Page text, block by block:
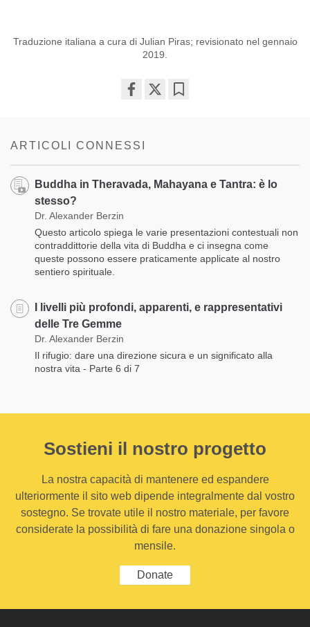
Traduzione italiana a cura di Julian Piras; revisionato nel gennaio
2019.
ARTICOLI CONNESSI
Buddha in Theravada, Mahayana e Tantra: è lo
stesso?
Dr. Alexander Berzin
Questo articolo spiega le varie presentazioni contestuali non
contraddittorie della vita di Buddha e ci insegna come
queste possono essere praticamente applicate al nostro
sentiero spirituale.
I livelli più profondi, apparenti, e rappresentativi
delle Tre Gemme
Dr. Alexander Berzin
Il rifugio: dare una direzione sicura e un significato alla
nostra vita - Parte 6 di 7
Sostieni il nostro progetto
La nostra capacità di mantenere ed espandere
ulteriormente il sito web dipende integralmente dal vostro
sostegno. Se trovate utile il nostro materiale, per favore
considerate la possibilità di fare una donazione singola o
mensile.
Donate